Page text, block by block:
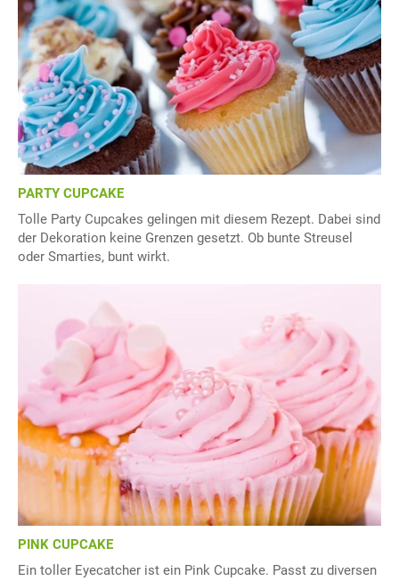
PARTY CUPCAKE
Tolle Party Cupcakes gelingen mit diesem Rezept. Dabei sind
der Dekoration keine Grenzen gesetzt. Ob bunte Streusel
oder Smarties, bunt wirkt.
PINK CUPCAKE
Ein toller Eyecatcher ist ein Pink Cupcake. Passt zu diversen